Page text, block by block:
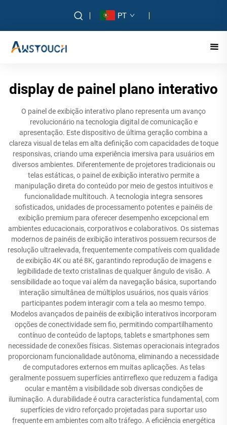
PT
display de painel plano interativo
O painel de exibição interativo plano representa um avanço
revolucionário na tecnologia digital de comunicação e
apresentação. Este dispositivo de última geração combina a
clareza visual de telas em alta definição com capacidades de toque
responsivas, criando uma experiência imersiva para usuários em
diversos ambientes. Diferentemente de projetores tradicionais ou
telas estáticas, o painel de exibição interativo permite a
manipulação direta do conteúdo por meio de gestos intuitivos e
funcionalidade multitouch. A tecnologia integra sensores
sofisticados, unidades de processamento potentes e painéis de
exibição premium para oferecer desempenho excepcional em
ambientes educacionais, corporativos e colaborativos. Os sistemas
modernos de painéis de exibição interativos possuem recursos de
resolução ultraelevada, frequentemente compatíveis com qualidade
de exibição 4K ou até 8K, garantindo reprodução de imagens e
legibilidade de texto cristalinas de qualquer ângulo de visão. A
sensibilidade ao toque vai além da navegação básica, suportando
interação simultânea de múltiplos usuários, nos quais vários
participantes podem interagir com a tela ao mesmo tempo.
Modelos avançados de painéis de exibição interativos incorporam
opções de conectividade sem fio, permitindo compartilhamento
contínuo de conteúdo de laptops, tablets e smartphones sem
necessidade de conexões físicas. Sistemas operacionais integrados
proporcionam funcionalidade autônoma, eliminando a necessidade
de computadores externos em muitas aplicações. As telas
geralmente possuem superfícies antirreflexo que reduzem a fadiga
ocular e mantêm a visibilidade sob diversas condições de
iluminação. A durabilidade é outra característica fundamental, com
superfícies de vidro reforçado projetadas para suportar uso
frequente em ambientes com alto tráfego. A eficiência energética